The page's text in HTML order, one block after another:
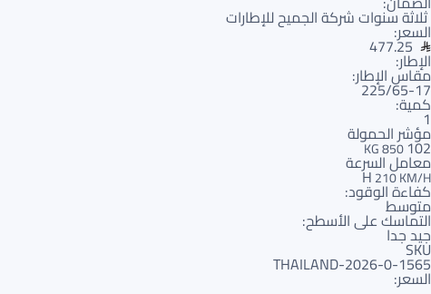
ثلاثة سنوات شركة الجميح للإطارات
السعر:
477.25
الإطار:
مقاس الإطار:
225/65-17
كمية:
1
مؤشر الحمولة
102
850 KG
معامل السرعة
H210 KM/H
كفاءة الوقود:
متوسط
التماسك على الأسطح:
جيد جدا
SKU
1565-THAILAND-2026-0
السعر: